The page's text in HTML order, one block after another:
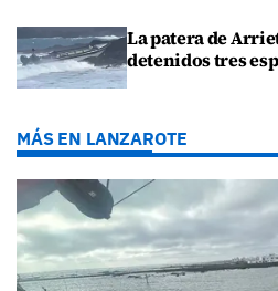
La patera de
detenidos tres
MÁS EN LANZAROTE